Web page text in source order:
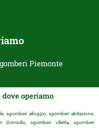
Piemonte
operiamo
sgomberi alloggio, sgomberi abitazione,
domicilio, sgomberi villetta, sgomberi